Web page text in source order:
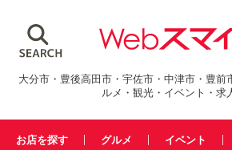
大分市・豊後高田市・宇佐市・中津市・豊前
ルメ・観光・イベント・求
お店を探す グルメ イベント